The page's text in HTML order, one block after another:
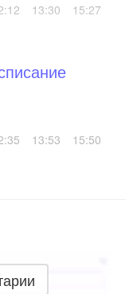
13:30
15:27
13:53
15:50